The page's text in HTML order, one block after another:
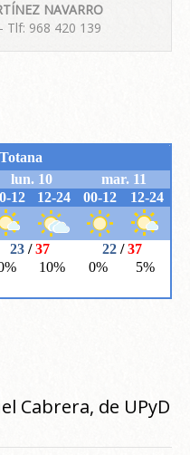
Cabrera, de UPyD
NAVARRO
Tlf: 968 420 139